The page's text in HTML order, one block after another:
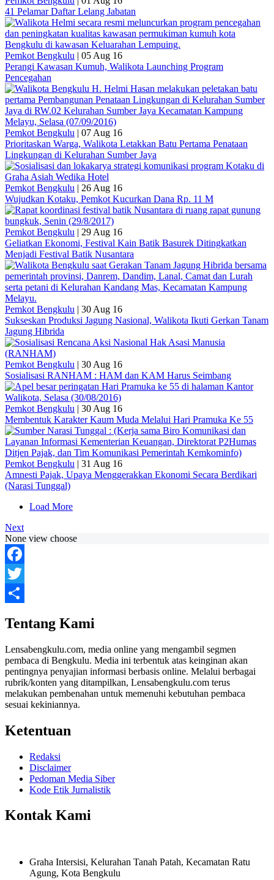
41 Pelamar Daftar Lelang Jabatan
Pemkot Bengkulu | 05 Aug 16
Perangi Kawasan Kumuh, Walikota Launching Program
Pencegahan
Pemkot Bengkulu | 07 Aug 16
Prioritaskan Warga, Walikota Letakkan Batu Pertama Penataan
Lingkungan di Kelurahan Sumber Jaya
Pemkot Bengkulu | 26 Aug 16
Wujudkan Kotaku, Pemkot Kucurkan Dana Rp. 11 M
Pemkot Bengkulu | 29 Aug 16
Geliatkan Ekonomi, Festival Kain Batik Basurek Ditingkatkan
Menjadi Festival Batik Nusantara
Pemkot Bengkulu | 30 Aug 16
Sukseskan Produksi Jagung Nasional, Walikota Ikuti Gerkan Tanam
Jagung Hibrida
Pemkot Bengkulu | 30 Aug 16
Sosialisasi RANHAM : HAM dan KAM Harus Seimbang
Pemkot Bengkulu | 30 Aug 16
Membentuk Karakter Kaum Muda Melalui Hari Pramuka Ke 55
Pemkot Bengkulu | 31 Aug 16
Amnesti Pajak, Upaya Menggerakkan Ekonomi Secara Berdikari
(Narasi Tunggal)
Load More
Next
None view choose
Facebook
Twitter
Tentang Kami
Lensabengkulu.com, media online yang mengambil segmen
pembaca di Bengkulu. Media ini terbentuk atas keinginan akan
pentingnya penyajian informasi berbasis online. Melalui berbagai
rubrik/konten yang ditampilkan, Lensabengkulu.com terus
melakukan pembenahan untuk memenuhi kebutuhan pembaca
sesuai kekiniannya.
Ketentuan
Redaksi
Disclaimer
Pedoman Media Siber
Kode Etik Jurnalistik
Kontak Kami
Graha Intersisi, Kelurahan Tanah Patah, Kecamatan Ratu
Agung, Kota Bengkulu